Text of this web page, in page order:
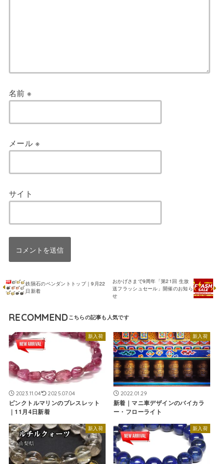
名前※
メール ※
サイト
鉄隕石のペンダントトップ｜9月22
日新着
おかげさまで9周年「第21回 生放
送フラッシュセール」開催のお知ら
せ
RECOMMEND
新入荷
2023.11.04 2025.07.04
ピンクトルマリンのブレスレット
｜11月4日新着
新入荷
2022.01.29
新着｜マニ車デザインのバイカラ
ー・フローライト
新入荷 新入荷